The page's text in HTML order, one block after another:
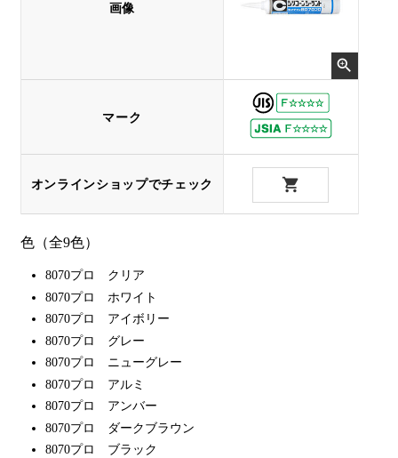
画像
マーク
オンラインショップでチェック
色（全9色）
8070プロ クリア
8070プロ ホワイト
8070プロ アイボリー
8070プロ グレー
8070プロ ニューグレー
8070プロ アルミ
8070プロ アンバー
8070プロ ダークブラウン
8070プロ ブラック